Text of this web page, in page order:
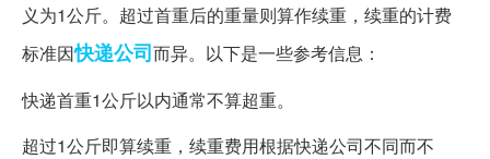
义为1公斤。超过首重后的重量则算作续重，续重的计费
标准因快递公司而异。以下是一些参考信息：
快递首重1公斤以内通常不算超重。
超过1公斤即算续重，续重费用根据快递公司不同而不